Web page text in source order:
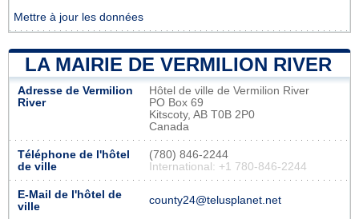
Mettre à jour les données
LA MAIRIE DE VERMILION RIVER
Adresse de Vermilion
River
Hôtel de ville de Vermilion River
PO Box 69
Kitscoty, AB T0B 2P0
Canada
Téléphone de l'hôtel
de ville
(780) 846-2244
International: +1 780-846-2244
E-Mail de l'hôtel de
ville
county24@telusplanet.net